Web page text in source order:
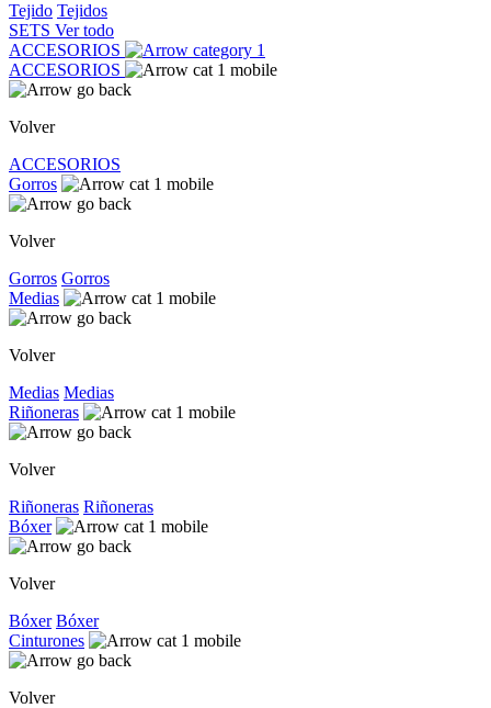
Tejido Tejidos
SETS Ver todo
ACCESORIOS
ACCESORIOS
Volver
ACCESORIOS
Gorros
Volver
Gorros Gorros
Medias
Volver
Medias Medias
Riñoneras
Volver
Riñoneras Riñoneras
Bóxer
Volver
Bóxer Bóxer
Cinturones
Volver